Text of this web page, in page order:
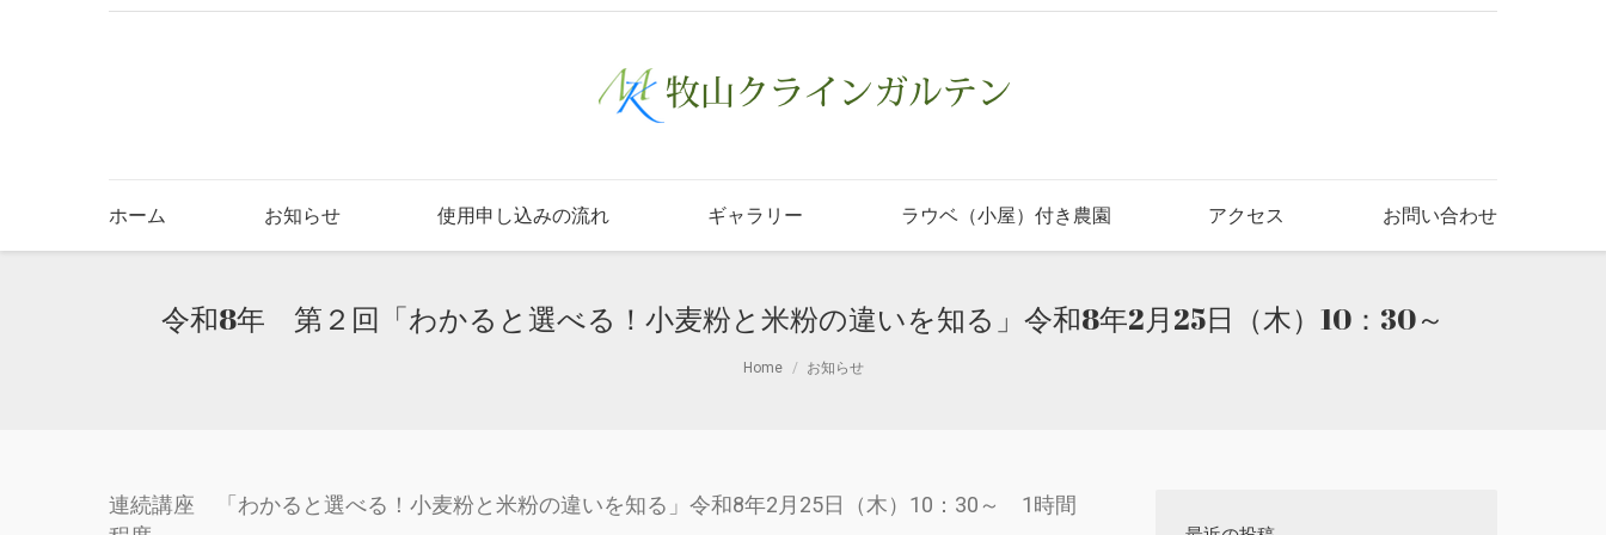
ホーム お知らせ 使用申し込みの流れ ギャラリー ラウベ（小屋）付き農園 アクセス お問い合わせ
令和8年 第２回「わかると選べる！小麦粉と米粉の違いを知る」令和8年2月25日（木）10：30～
Home お知らせ
連続講座 「わかると選べる！小麦粉と米粉の違いを知る」令和8年2月25日（木）10：30～ 1時間